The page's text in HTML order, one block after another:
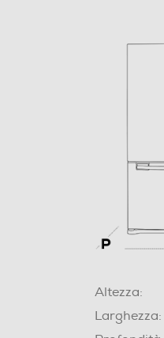
Altezza:
Larghezza: